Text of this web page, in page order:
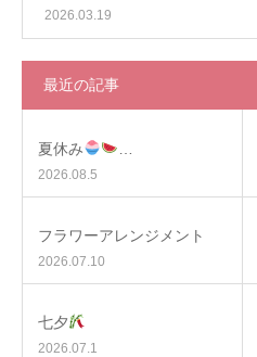
2026.03.19
最近の記事
夏休み
2026.08.5
フラワーアレンジメント
2026.07.10
七夕
2026.07.1